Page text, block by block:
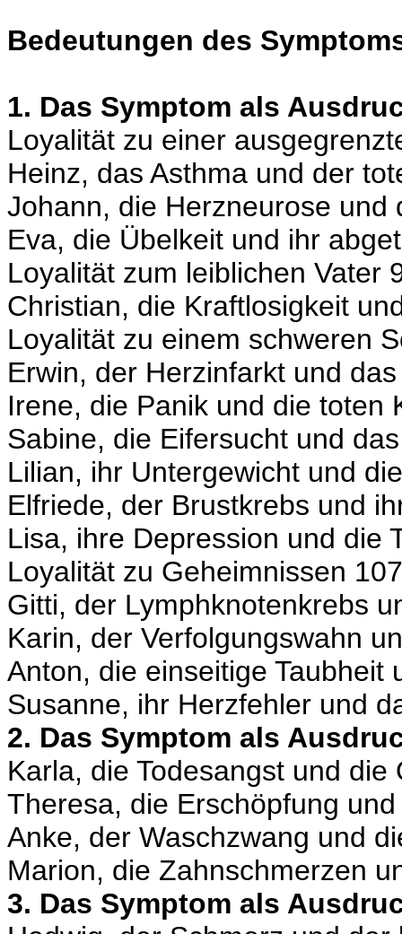
Bedeutungen des
1. Das Symptom als
Loyalität zu einer
Heinz, das Asthma und der
Johann, die Herzneurose
Eva, die Übelkeit und ihr
Loyalität zum leiblichen Vater
Christian, die Kraftlosigkeit
Loyalität zu einem schweren
Erwin, der Herzinfarkt und
Irene, die Panik und die toten
Sabine, die Eifersucht und
Lilian, ihr Untergewicht und
Elfriede, der Brustkrebs und
Lisa, ihre Depression und die
Loyalität zu Geheimnissen 107
Gitti, der Lymphknotenkrebs
Karin, der Verfolgungswahn
Anton, die einseitige Taubheit
Susanne, ihr Herzfehler und
2. Das Symptom als
Karla, die Todesangst und
Theresa, die Erschöpfung
Anke, der Waschzwang und
Marion, die Zahnschmerzen
3. Das Symptom als